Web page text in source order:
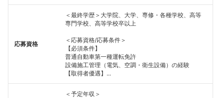
応募資格
＜最終学歴＞大学院、大学、専修・各種学校、高等
専門学校、高等学校卒以上
＜応募資格/応募条件＞
【必須条件】
普通自動車第一種運転免許
設備施工管理（電気、空調・衛生設備）の経験
【取得者優遇】...
＜予定年収＞